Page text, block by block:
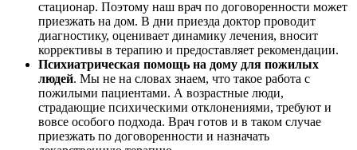
стационар. Поэтому наш врач по договоренности может
приезжать на дом. В дни приезда доктор проводит
диагностику, оценивает динамику лечения, вносит
коррективы в терапию и предоставляет рекомендации.
Психиатрическая помощь на дому для пожилых
людей. Мы не на словах знаем, что такое работа с
пожилыми пациентами. А возрастные люди,
страдающие психическими отклонениями, требуют и
вовсе особого подхода. Врач готов и в таком случае
приезжать по договоренности и назначать